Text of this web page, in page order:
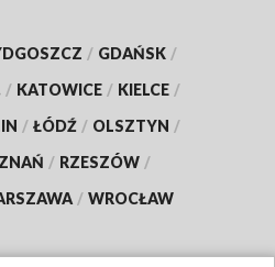
/ GDAŃSK /
/ KATOWICE / KIELCE /
/ ŁÓDŹ / OLSZTYN /
/ RZESZÓW /
/ WROCŁAW